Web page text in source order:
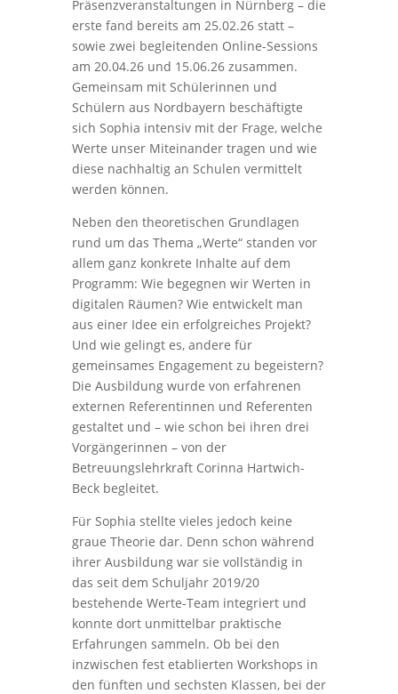
Präsenzveranstaltungen in Nürnberg – die
erste fand bereits am 25.02.26 statt –
sowie zwei begleitenden Online-Sessions
am 20.04.26 und 15.06.26 zusammen.
Gemeinsam mit Schülerinnen und
Schülern aus Nordbayern beschäftigte
sich Sophia intensiv mit der Frage, welche
Werte unser Miteinander tragen und wie
diese nachhaltig an Schulen vermittelt
werden können.
Neben den theoretischen Grundlagen
rund um das Thema „Werte“ standen vor
allem ganz konkrete Inhalte auf dem
Programm: Wie begegnen wir Werten in
digitalen Räumen? Wie entwickelt man
aus einer Idee ein erfolgreiches Projekt?
Und wie gelingt es, andere für
gemeinsames Engagement zu begeistern?
Die Ausbildung wurde von erfahrenen
externen Referentinnen und Referenten
gestaltet und – wie schon bei ihren drei
Vorgängerinnen – von der
Betreuungslehrkraft Corinna Hartwich-
Beck begleitet.
Für Sophia stellte vieles jedoch keine
graue Theorie dar. Denn schon während
ihrer Ausbildung war sie vollständig in
das seit dem Schuljahr 2019/20
bestehende Werte-Team integriert und
konnte dort unmittelbar praktische
Erfahrungen sammeln. Ob bei den
inzwischen fest etablierten Workshops in
den fünften und sechsten Klassen, bei der